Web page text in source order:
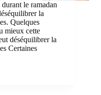
durant le ramadan
la
Quelques
mieux cette
déséquilibrer la
Certaines